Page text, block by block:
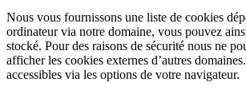
Nous vous fournissons une liste de cookies
ordinateur via notre domaine, vous pouvez
stocké. Pour des raisons de sécurité nous ne
afficher les cookies externes d’autres
accessibles via les options de votre navigateur.